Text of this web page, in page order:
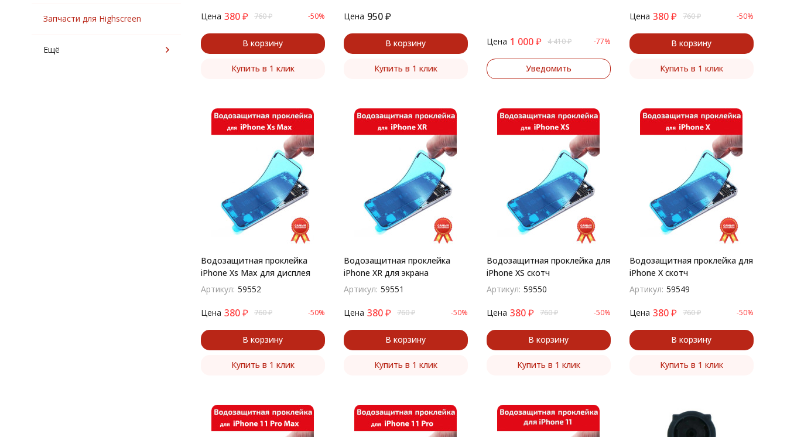
Цена 380 ₽ 760₽ -50%
В корзину
Купить в 1 клик
Цена 950 ₽
В корзину
Купить в 1 клик
Цена 1 000 ₽ 4 410₽ -77%
Уведомить
Цена 380 ₽ 760₽ -50%
В корзину
Купить в 1 клик
Водозащитная проклейка
iPhone Xs Max​ для дисплея
Артикул: 59552
Цена 380 ₽ 760₽ -50%
В корзину
Купить в 1 клик
Водозащитная проклейка
iPhone XR​ для экрана
Артикул: 59551
Цена 380 ₽ 760₽ -50%
В корзину
Купить в 1 клик
Водозащитная проклейка для
iPhone XS​ скотч
Артикул: 59550
Цена 380 ₽ 760₽ -50%
В корзину
Купить в 1 клик
Водозащитная проклейка для
iPhone X​ скотч
Артикул: 59549
Цена 380 ₽ 760₽ -50%
В корзину
Купить в 1 клик
Запчасти для Highscreen
Ещё